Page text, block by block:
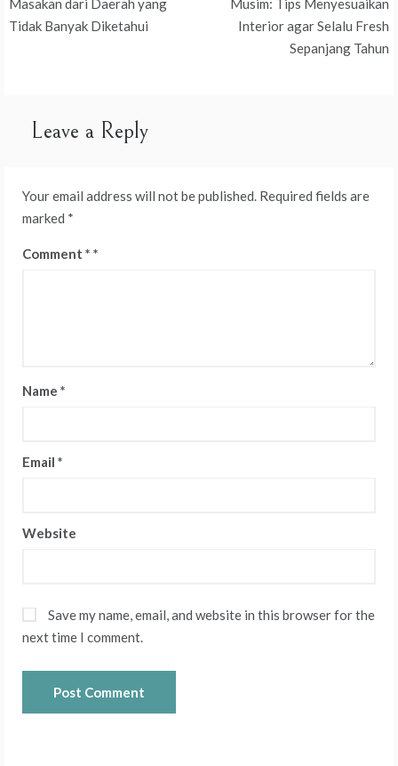
navigation
Masakan dari Daerah yang
Tidak Banyak Diketahui
Musim: Tips Menyesuaikan
Interior agar Selalu Fresh
Sepanjang Tahun
Leave a Reply
Your email address will not be published. Required fields are
marked *
Comment *
Name *
Email *
Website
Save my name, email, and website in this browser for the
next time I comment.